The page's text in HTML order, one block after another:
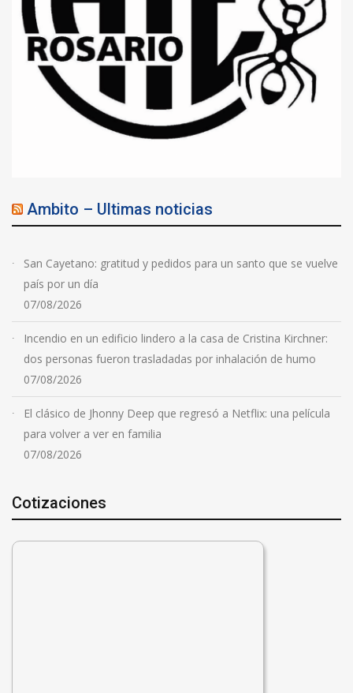
Ambito – Ultimas noticias
San Cayetano: gratitud y pedidos para un santo que se vuelve
país por un día
07/08/2026
Incendio en un edificio lindero a la casa de Cristina Kirchner:
dos personas fueron trasladadas por inhalación de humo
07/08/2026
El clásico de Jhonny Deep que regresó a Netflix: una película
para volver a ver en familia
07/08/2026
Cotizaciones